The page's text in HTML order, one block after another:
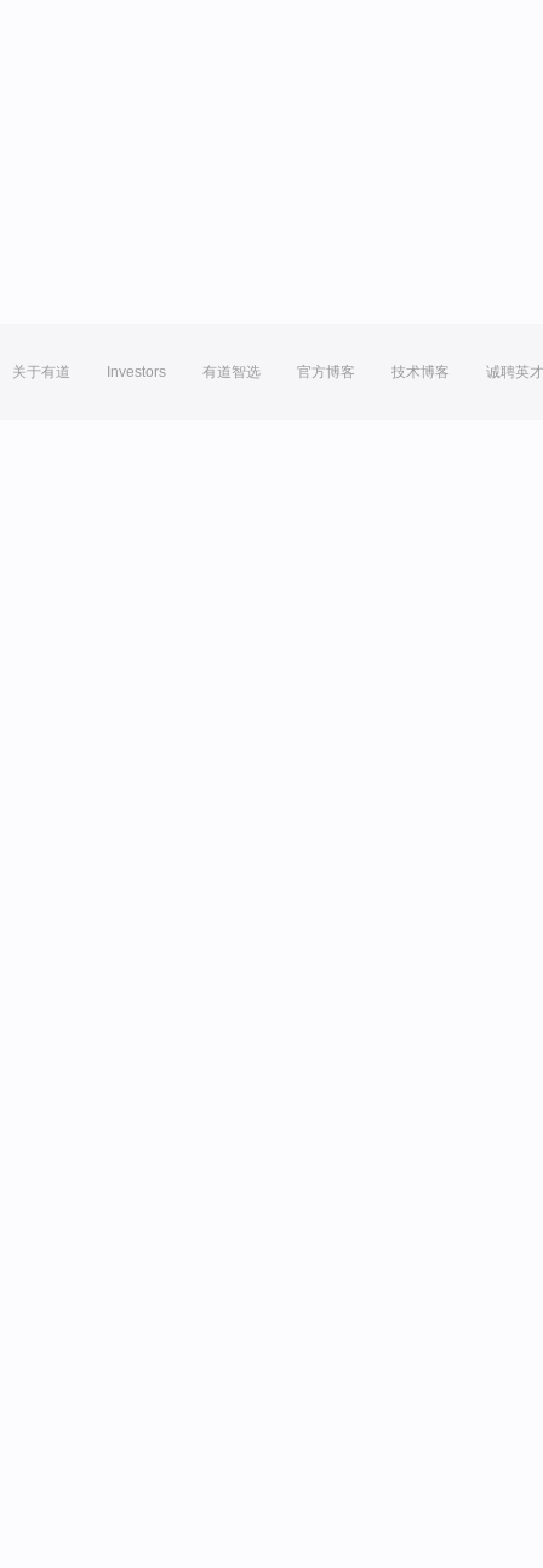
关于有道 Investors 有道智选 官方博客 技术博客 诚聘英才